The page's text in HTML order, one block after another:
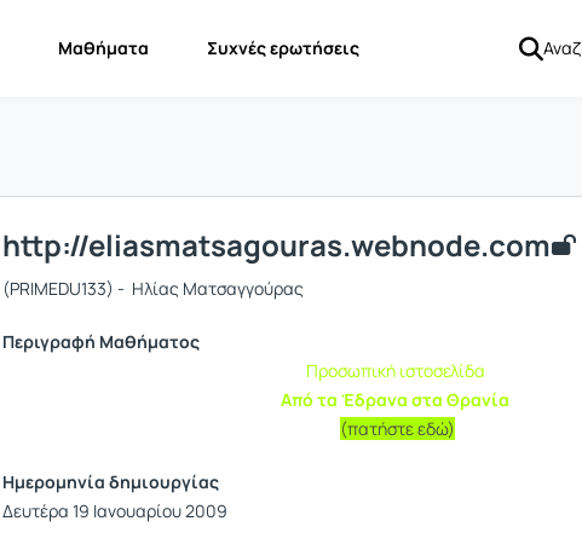
Μαθήματα Συχνές ερωτήσεις
http://eliasmatsagouras.webnode.com
(PRIMEDU133) - Ηλίας Ματσαγγούρας
Περιγραφή Μαθήματος
Προσωπική ιστοσελίδα
Από τα Έδρανα στα Θρανία
(πατήστε εδώ)
Ημερομηνία δημιουργίας
Δευτέρα 19 Ιανουαρίου 2009